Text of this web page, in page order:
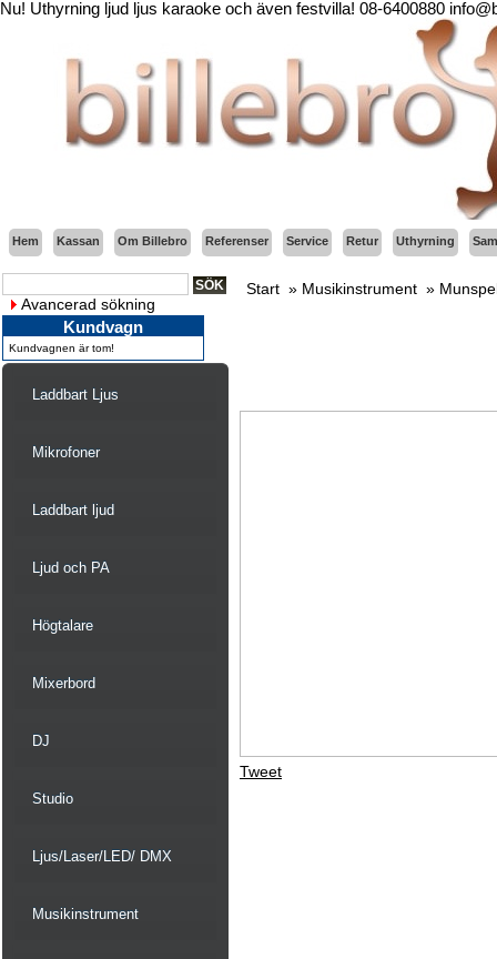
Nu! Uthyrning ljud ljus karaoke och även festvilla! 08-6400880
Hem Kassan Om Billebro Referenser Service Retur Uthyrning
Avancerad sökning
Kundvagn
Kundvagnen är tom!
Laddbart Ljus
Mikrofoner
Laddbart ljud
Ljud och PA
Högtalare
Mixerbord
DJ
Studio
Ljus/Laser/LED/ DMX
Musikinstrument
Start » Musikinstrument »
Tweet